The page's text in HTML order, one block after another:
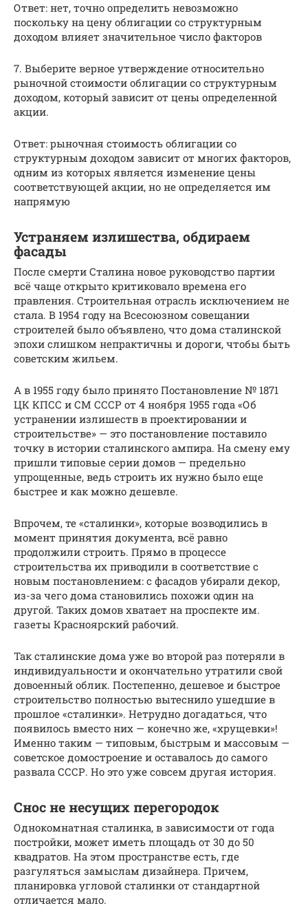
Ответ: нет, точно определить невозможно
поскольку на цену облигации со структурным
доходом влияет значительное число факторов
7. Выберите верное утверждение относительно
рыночной стоимости облигации со структурным
доходом, который зависит от цены определенной
акции.
Ответ: рыночная стоимость облигации со
структурным доходом зависит от многих факторов,
одним из которых является изменение цены
соответствующей акции, но не определяется им
напрямую
Устраняем излишества, обдираем
фасады
После смерти Сталина новое руководство партии
всё чаще открыто критиковало времена его
правления. Строительная отрасль исключением не
стала. В 1954 году на Всесоюзном совещании
строителей было объявлено, что дома сталинской
эпохи слишком непрактичны и дороги, чтобы быть
советским жильем.
А в 1955 году было принято Постановление № 1871
ЦК КПСС и СМ СССР от 4 ноября 1955 года «Об
устранении излишеств в проектировании и
строительстве» — это постановление поставило
точку в истории сталинского ампира. На смену ему
пришли типовые серии домов — предельно
упрощенные, ведь строить их нужно было еще
быстрее и как можно дешевле.
Впрочем, те «сталинки», которые возводились в
момент принятия документа, всё равно
продолжили строить. Прямо в процессе
строительства их приводили в соответствие с
новым постановлением: с фасадов убирали декор,
из-за чего дома становились похожи один на
другой. Таких домов хватает на проспекте им.
газеты Красноярский рабочий.
Так сталинские дома уже во второй раз потеряли в
индивидуальности и окончательно утратили свой
довоенный облик. Постепенно, дешевое и быстрое
строительство полностью вытеснило ушедшие в
прошлое «сталинки». Нетрудно догадаться, что
появилось вместо них — конечно же, «хрущевки»!
Именно таким — типовым, быстрым и массовым —
советское домостроение и оставалось до самого
развала СССР. Но это уже совсем другая история.
Снос не несущих перегородок
Однокомнатная сталинка, в зависимости от года
постройки, может иметь площадь от 30 до 50
квадратов. На этом пространстве есть, где
разгуляться замыслам дизайнера. Причем,
планировка угловой сталинки от стандартной
отличается мало.